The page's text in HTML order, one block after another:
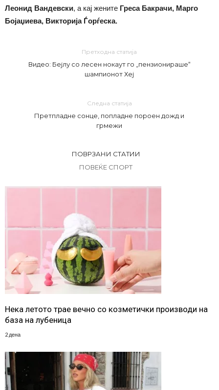
Леонид Вандевски, а кај жените Греса Бакрачи, Марго
Бојаџиева, Викторија Ѓорѓеска.
Претходна статија
Видео: Бејлу со лесен нокаут го „пензионираше“
шампионот Хеј
Следна статија
Претпладне сонце, попладне пороен дожд и
грмежи
ПОВРЗАНИ СТАТИИ
ПОВЕЌЕ СПОРТ
Нека летото трае вечно со козметички производи на
база на лубеница
2 дена